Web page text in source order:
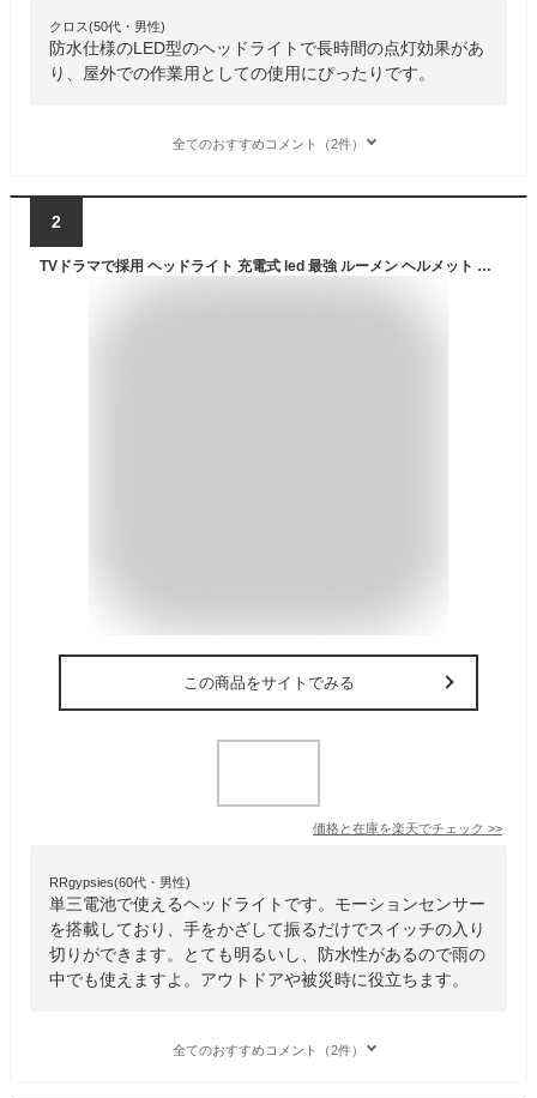
クロス(50代・男性)
防水仕様のLED型のヘッドライトで長時間の点灯効果があ
り、屋外での作業用としての使用にぴったりです。
全てのおすすめコメント（2件）
2
TVドラマで採用 ヘッドライト 充電式 led 最強 ルーメン ヘルメット ライト 単三電池 アルカリ モーションセンサー 軽量 登山 最強 強力 防水 釣り アウトドア 手元作業 工事 登山 ハンズフリー 防災
この商品をサイトでみる
価格と在庫を楽天でチェック >>
RRgypsies(60代・男性)
単三電池で使えるヘッドライトです。モーションセンサー
を搭載しており、手をかざして振るだけでスイッチの入り
切りができます。とても明るいし、防水性があるので雨の
中でも使えますよ。アウトドアや被災時に役立ちます。
全てのおすすめコメント（2件）